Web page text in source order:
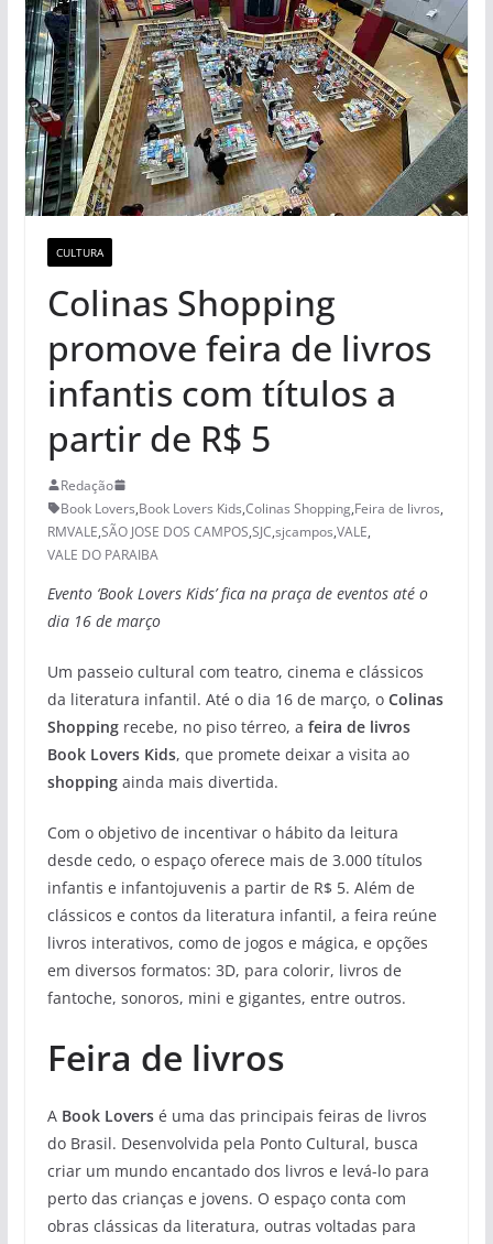
CULTURA
Colinas Shopping
promove feira de livros
infantis com títulos a
partir de R$ 5
Redação
Book Lovers,Book Lovers Kids,Colinas Shopping,Feira de livros,
RMVALE,SÃO JOSE DOS CAMPOS,SJC,sjcampos,VALE,
VALE DO PARAIBA
Evento ‘Book Lovers Kids’ fica na praça de eventos até o
dia 16 de março
Um passeio cultural com teatro, cinema e clássicos
da literatura infantil. Até o dia 16 de março, o Colinas
Shopping recebe, no piso térreo, a feira de livros
Book Lovers Kids, que promete deixar a visita ao
shopping ainda mais divertida.
Com o objetivo de incentivar o hábito da leitura
desde cedo, o espaço oferece mais de 3.000 títulos
infantis e infantojuvenis a partir de R$ 5. Além de
clássicos e contos da literatura infantil, a feira reúne
livros interativos, como de jogos e mágica, e opções
em diversos formatos: 3D, para colorir, livros de
fantoche, sonoros, mini e gigantes, entre outros.
Feira de livros
A Book Loversé uma das principais feiras de livros
do Brasil. Desenvolvida pela Ponto Cultural, busca
criar um mundo encantado dos livros e levá-lo para
perto das crianças e jovens. O espaço conta com
obras clássicas da literatura, outras voltadas para